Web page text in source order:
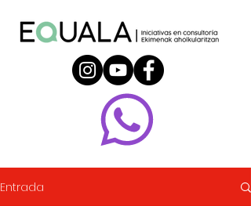
Entrada